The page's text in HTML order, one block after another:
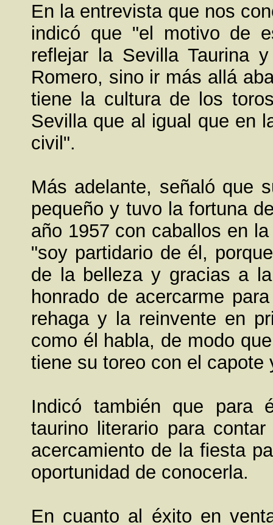
En la entrevista que nos
indicó que "el motivo de
reflejar la Sevilla Taurina
Romero, sino ir más allá
tiene la cultura de los
Sevilla que al igual que en
civil".
Más adelante, señaló que
pequeño y tuvo la fortuna
año 1957 con caballos en
"soy partidario de él,
de la belleza y gracias a
honrado de acercarme
rehaga y la reinvente en
como él habla, de modo
tiene su toreo con el capote
Indicó también que para
taurino literario para
acercamiento de la fiesta
oportunidad de conocerla.
En cuanto al éxito en